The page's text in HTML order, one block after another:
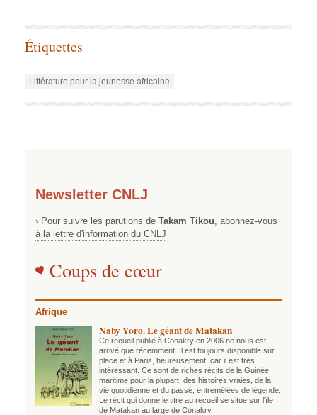
Étiquettes
Littérature pour la jeunesse africaine
Newsletter CNLJ
› Pour suivre les parutions de Takam Tikou , abonnez-vous
à la lettre d'information du CNLJ
Coups de cœur
Afrique
Naby Yoro. Le géant de Matakan
Ce recueil publié à Conakry en 2006 ne nous est
arrivé que récemment. Il est toujours disponible sur
place et à Paris, heureusement, car il est très
intéressant. Ce sont de riches récits de la Guinée
maritime pour la plupart, des histoires vraies, de la
vie quotidienne et du passé, entremêlées de légende.
Le récit qui donne le titre au recueil se situe sur l'île
de Matakan au large de Conakry.